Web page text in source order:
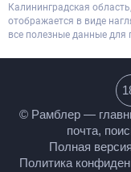
Калининградская
отображается в виде
все полезные данные для
© Рамблер —
гороскопы,
Полная версия
Политика